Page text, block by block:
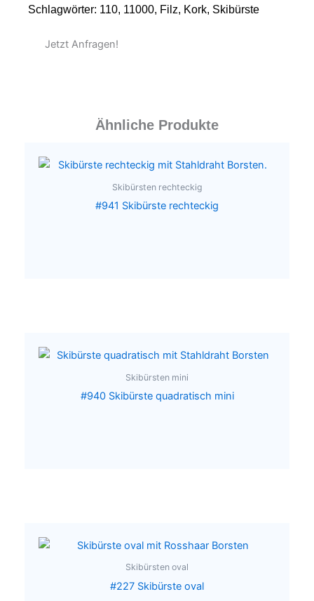
Schlagwörter: 110, 11000, Filz, Kork, Skibürste
Jetzt Anfragen!
Ähnliche Produkte
Skibürsten rechteckig
#941 Skibürste rechteckig
Skibürsten mini
#940 Skibürste quadratisch mini
Skibürsten oval
#227 Skibürste oval